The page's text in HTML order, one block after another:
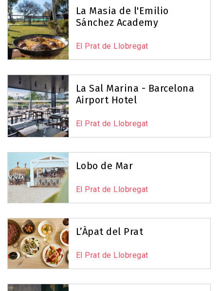
La Masia de l'Emilio
Sánchez Academy
El Prat de Llobregat
La Sal Marina - Barcelona
Airport Hotel
El Prat de Llobregat
Lobo de Mar
El Prat de Llobregat
L’Àpat del Prat
El Prat de Llobregat